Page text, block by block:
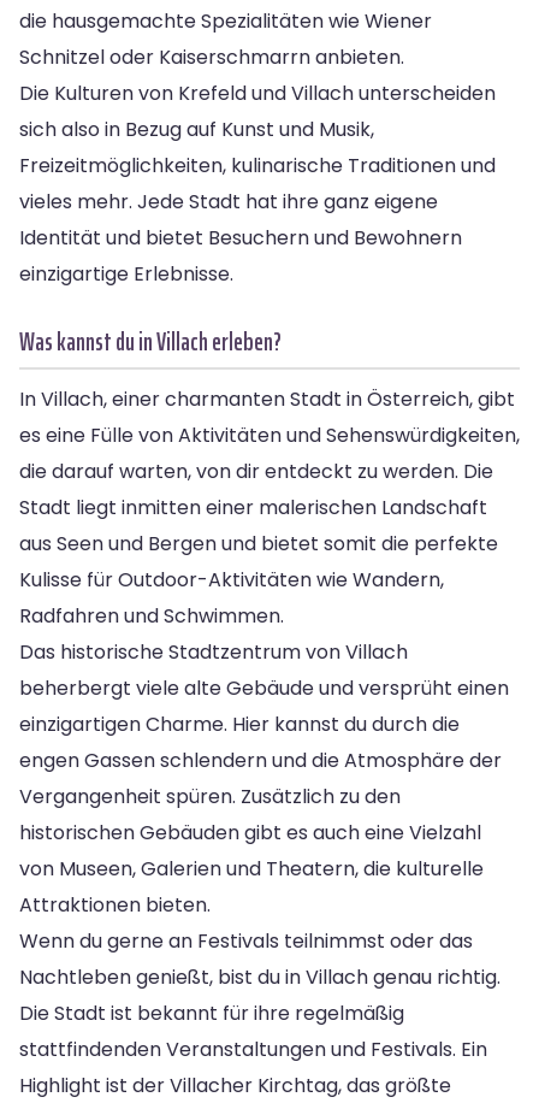
die hausgemachte Spezialitäten wie Wiener
Schnitzel oder Kaiserschmarrn anbieten.
Die Kulturen von Krefeld und Villach unterscheiden
sich also in Bezug auf Kunst und Musik,
Freizeitmöglichkeiten, kulinarische Traditionen und
vieles mehr. Jede Stadt hat ihre ganz eigene
Identität und bietet Besuchern und Bewohnern
einzigartige Erlebnisse.
Was kannst du in Villach erleben?
In Villach, einer charmanten Stadt in Österreich, gibt
es eine Fülle von Aktivitäten und Sehenswürdigkeiten,
die darauf warten, von dir entdeckt zu werden. Die
Stadt liegt inmitten einer malerischen Landschaft
aus Seen und Bergen und bietet somit die perfekte
Kulisse für Outdoor-Aktivitäten wie Wandern,
Radfahren und Schwimmen.
Das historische Stadtzentrum von Villach
beherbergt viele alte Gebäude und versprüht einen
einzigartigen Charme. Hier kannst du durch die
engen Gassen schlendern und die Atmosphäre der
Vergangenheit spüren. Zusätzlich zu den
historischen Gebäuden gibt es auch eine Vielzahl
von Museen, Galerien und Theatern, die kulturelle
Attraktionen bieten.
Wenn du gerne an Festivals teilnimmst oder das
Nachtleben genießt, bist du in Villach genau richtig.
Die Stadt ist bekannt für ihre regelmäßig
stattfindenden Veranstaltungen und Festivals. Ein
Highlight ist der Villacher Kirchtag, das größte